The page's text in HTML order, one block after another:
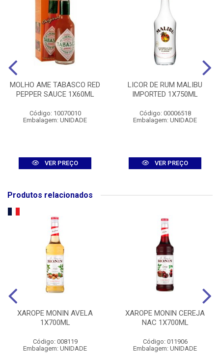
MOLHO AME TABASCO RED
PEPPER SAUCE 1X60ML
Código: 10070010
Embalagem: UNIDADE
VER PREÇO
LICOR DE RUM MALIBU
IMPORTED 1X750ML
Código: 00006518
Embalagem: UNIDADE
VER PREÇO
Produtos relacionados
XAROPE MONIN AVELA
1X700ML
Código: 008119
Embalagem: UNIDADE
XAROPE MONIN CEREJA
NAC 1X700ML
Código: 011906
Embalagem: UNIDADE